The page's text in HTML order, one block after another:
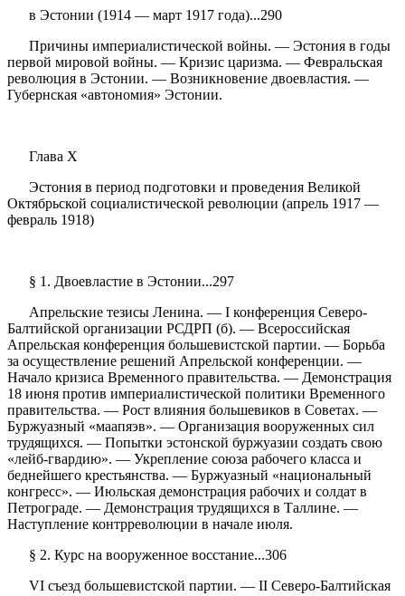
в Эстонии (1914 — март 1917 года)...290
Причины империалистической войны. — Эстония в годы
первой мировой войны. — Кризис царизма. — Февральская
революция в Эстонии. — Возникновение двоевластия. —
Губернская «автономия» Эстонии.
Глава X
Эстония в период подготовки и проведения Великой
Октябрьской социалистической революции (апрель 1917 —
февраль 1918)
§ 1. Двоевластие в Эстонии...297
Апрельские тезисы Ленина. — I конференция Северо-
Балтийской организации РСДРП (б). — Всероссийская
Апрельская конференция большевистской партии. — Борьба
за осуществление решений Апрельской конференции. —
Начало кризиса Временного правительства. — Демонстрация
18 июня против империалистической политики Временного
правительства. — Рост влияния большевиков в Советах. —
Буржуазный «маапяэв». — Организация вооруженных сил
трудящихся. — Попытки эстонской буржуазии создать свою
«лейб-гвардию». — Укрепление союза рабочего класса и
беднейшего крестьянства. — Буржуазный «национальный
конгресс». — Июльская демонстрация рабочих и солдат в
Петрограде. — Демонстрация трудящихся в Таллине. —
Наступление контрреволюции в начале июля.
§ 2. Курс на вооруженное восстание...306
VI съезд большевистской партии. — II Северо-Балтийская